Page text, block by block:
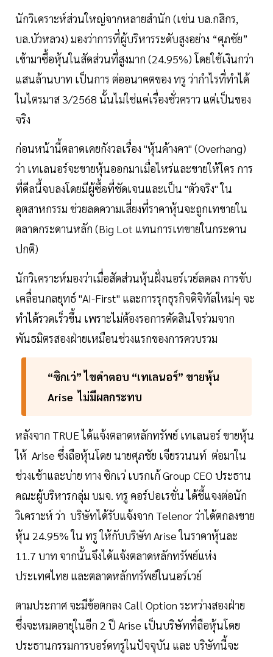
นักวิเคราะห์ส่วนใหญ่จากหลายสำนัก (เช่น บล.กสิกร,
บล.บัวหลวง) มองว่าการที่ผู้บริหารระดับสูงอย่าง “ศุภชัย”
เข้ามาซื้อหุ้นในสัดส่วนที่สูงมาก (24.95%) โดยใช้เงินกว่า
แสนล้านบาท เป็นการ ต่ออนาคตของ ทรู ว่ากำไรที่ทำได้
ในไตรมาส 3/2568 นั้นไม่ใช่แค่เรื่องชั่วคราว แต่เป็นของ
จริง
ก่อนหน้านี้ตลาดเคยกังวลเรื่อง "หุ้นค้างคา" (Overhang)
ว่า เทเลนอร์จะขายหุ้นออกมาเมื่อไหร่และขายให้ใคร การ
ที่ดีลนี้จบลงโดยมีผู้ซื้อที่ชัดเจนและเป็น "ตัวจริง" ใน
อุตสาหกรรม ช่วยลดความเสี่ยงที่ราคาหุ้นจะถูกเทขายใน
ตลาดกระดานหลัก (Big Lot แทนการเทขายในกระดาน
ปกติ)
นักวิเคราะห์มองว่าเมื่อสัดส่วนหุ้นฝั่งนอร์เวย์ลดลง การขับ
เคลื่อนกลยุทธ์ "AI-First" และการรุกธุรกิจดิจิทัลใหม่ๆ จะ
ทำได้รวดเร็วขึ้น เพราะไม่ต้องรอการตัดสินใจร่วมจาก
พันธมิตรสองฝ่ายเหมือนช่วงแรกของการควบรวม
“ซิกเว่” ไขคำตอบ “เทเลนอร์” ขายหุ้น
Arise ไม่มีผลกระทบ
หลังจาก TRUE ได้แจ้งตลาดหลักทรัพย์ เทเลนอร์ ขายหุ้น
ให้ Arise ซึ่งถือหุ้นโดย นายศุภชัย เจียรวนนท์ ต่อมาใน
ช่วงเช้าและบ่าย ทาง ซิกเว่ เบรกเก้ Group CEO ประธาน
คณะผู้บริหารกลุ่ม บมจ. ทรู คอร์ปอเรชั่น ได้ชี้แจงต่อนัก
วิเคราะห์ ว่า บริษัทได้รับแจ้งจาก Telenor ว่าได้ตกลงขาย
หุ้น 24.95% ใน ทรู ให้กับบริษัท Arise ในราคาหุ้นละ
11.7 บาท จากนั้นจึงได้แจ้งตลาดหลักทรัพย์แห่ง
ประเทศไทย และตลาดหลักทรัพย์ในนอร์เวย์
ตามประกาศ จะมีข้อตกลง Call Option ระหว่างสองฝ่าย
ซึ่งจะหมดอายุในอีก 2 ปี Arise เป็นบริษัทที่ถือหุ้นโดย
ประธานกรรมการบอร์ดทรูในปัจจุบัน และ บริษัทนี้จะ